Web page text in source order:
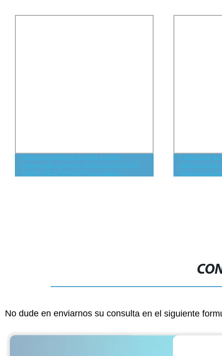
Precio de fábrica de alta pureza
Intermedio químico Ácido bórico CAS
10043-35-2 99.5% Polvo blanco
Lidocaína
Aplicaciones
No dude en enviarnos su consulta en el siguiente